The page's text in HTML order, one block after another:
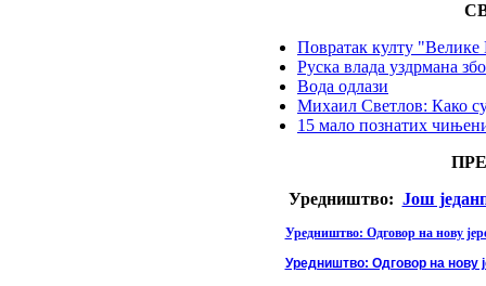
Повратак култу "Велике
Руска влада уздрмана
Вода одлази
Михаил Светлов: Како
15 мало познатих
Уредништво: Још
Уредништво: Одговор на нову
Уредништво: Одговор на нову